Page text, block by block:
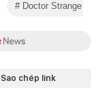
Doctor Strange In
Sao chép link